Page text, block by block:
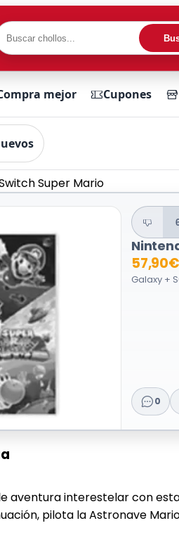
mejor Cupones
Super Mario
57,90€
Galaxy +
0
aventura interestelar con
pilota la Astronave